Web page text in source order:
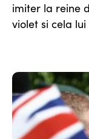
imiter la reine
violet si cela